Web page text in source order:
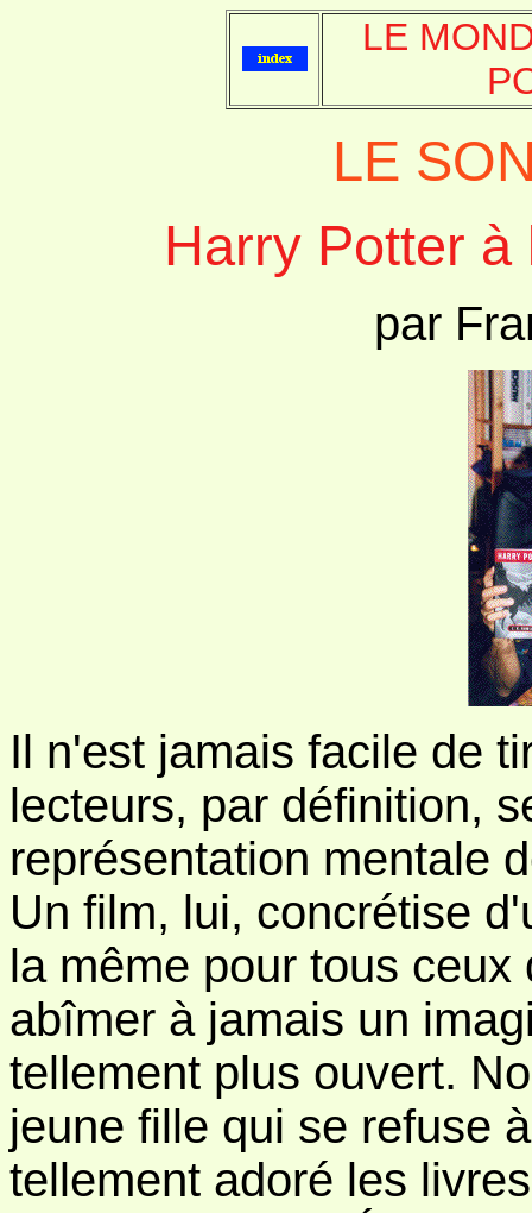
LE
LE
Harry Potter
par
Il n'est jamais facile de
lecteurs, par définition,
représentation mentale
Un film, lui, concrétise
la même pour tous
abîmer à jamais un
tellement plus ouvert.
jeune fille qui se refuse
tellement adoré les